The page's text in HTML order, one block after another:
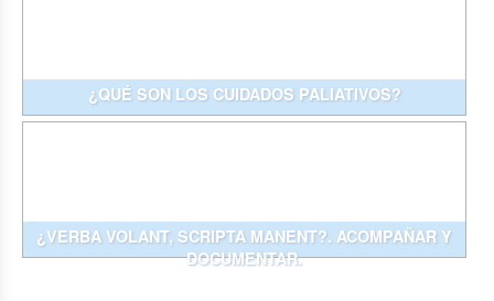
¿QUÉ SON LOS CUIDADOS PALIATIVOS?
¿VERBA VOLANT, SCRIPTA MANENT?. ACOMPAÑAR Y
DOCUMENTAR.